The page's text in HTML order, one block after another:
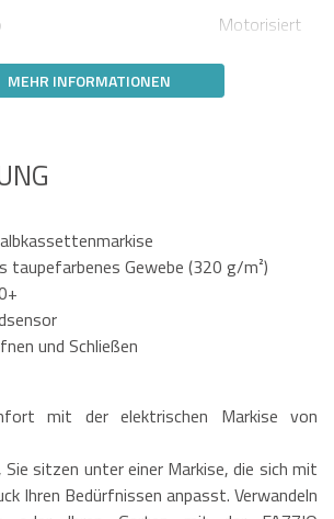
Motorisiert
MEHR INFORMATIONEN
taupefarbenes Gewebe (320 g/m²)
und Schließen
mit der elektrischen Markise von
Sie sitzen unter einer Markise, die sich mit
Ihren Bedürfnissen anpasst. Verwandeln